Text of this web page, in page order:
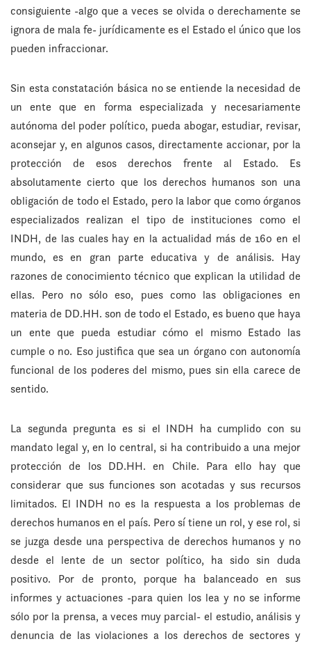
consiguiente -algo que a veces se olvida o derechamente se
ignora de mala fe- jurídicamente es el Estado el único que los
pueden infraccionar.
Sin esta constatación básica no se entiende la necesidad de
un ente que en forma especializada y necesariamente
autónoma del poder político, pueda abogar, estudiar, revisar,
aconsejar y, en algunos casos, directamente accionar, por la
protección de esos derechos frente al Estado. Es
absolutamente cierto que los derechos humanos son una
obligación de todo el Estado, pero la labor que como órganos
especializados realizan el tipo de instituciones como el
INDH, de las cuales hay en la actualidad más de 160 en el
mundo, es en gran parte educativa y de análisis. Hay
razones de conocimiento técnico que explican la utilidad de
ellas. Pero no sólo eso, pues como las obligaciones en
materia de DD.HH. son de todo el Estado, es bueno que haya
un ente que pueda estudiar cómo el mismo Estado las
cumple o no. Eso justifica que sea un órgano con autonomía
funcional de los poderes del mismo, pues sin ella carece de
sentido.
La segunda pregunta es si el INDH ha cumplido con su
mandato legal y, en lo central, si ha contribuido a una mejor
protección de los DD.HH. en Chile. Para ello hay que
considerar que sus funciones son acotadas y sus recursos
limitados. El INDH no es la respuesta a los problemas de
derechos humanos en el país. Pero sí tiene un rol, y ese rol, si
se juzga desde una perspectiva de derechos humanos y no
desde el lente de un sector político, ha sido sin duda
positivo. Por de pronto, porque ha balanceado en sus
informes y actuaciones -para quien los lea y no se informe
sólo por la prensa, a veces muy parcial- el estudio, análisis y
denuncia de las violaciones a los derechos de sectores y